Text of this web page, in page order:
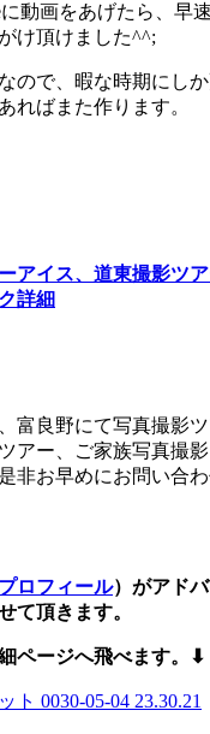
動画をあげたら、早
け頂けました^^;
ので、暇な時期にし
ればまた作ります。
アイス、道東撮影ツ
詳細
富良野にて写真撮影
アー、ご家族写真撮
非お早めにお問い合
プロフィール）がアド
て頂きます。
ページへ飛べます。⬇︎